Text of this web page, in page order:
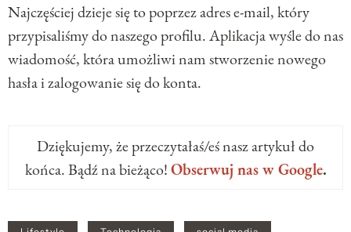
Najczęściej dzieje się to poprzez adres e-mail, który
przypisaliśmy do naszego profilu. Aplikacja wyśle do nas
wiadomość, która umożliwi nam stworzenie nowego
hasła i zalogowanie się do konta.
Dziękujemy, że przeczytałaś/eś nasz artykuł do
końca. Bądź na bieżąco!Obserwuj nas w Google.